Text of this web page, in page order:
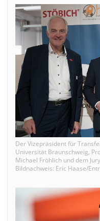
Der Vizepräsident für
Universität Braunschweig,
Michael Fröhlich und dem
Bildnachweis: Eric Haase/